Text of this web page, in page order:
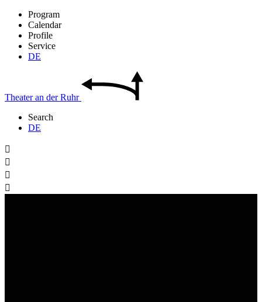
Program
Calendar
Profile
Service
DE
Theateran derRuhr
Search
DE



